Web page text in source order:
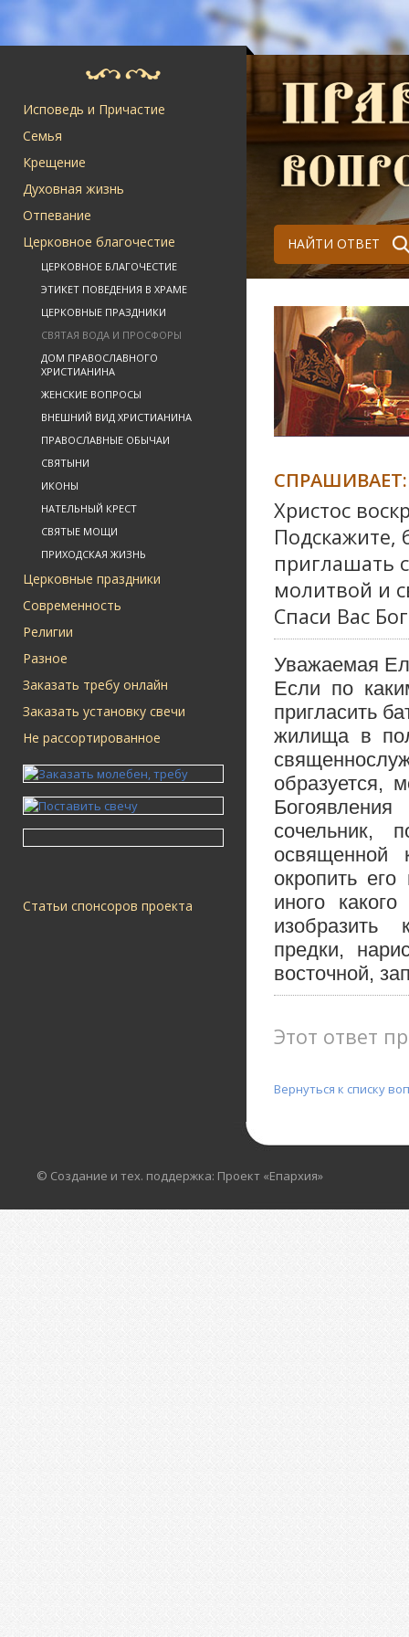
Исповедь и Причастие
Семья
Крещение
Духовная жизнь
Отпевание
Церковное благочестие
ЦЕРКОВНОЕ БЛАГОЧЕСТИЕ
ЭТИКЕТ ПОВЕДЕНИЯ В ХРАМЕ
ЦЕРКОВНЫЕ ПРАЗДНИКИ
СВЯТАЯ ВОДА И ПРОСФОРЫ
ДОМ ПРАВОСЛАВНОГО
ХРИСТИАНИНА
ЖЕНСКИЕ ВОПРОСЫ
ВНЕШНИЙ ВИД ХРИСТИАНИНА
ПРАВОСЛАВНЫЕ ОБЫЧАИ
СВЯТЫНИ
ИКОНЫ
НАТЕЛЬНЫЙ КРЕСТ
СВЯТЫЕ МОЩИ
ПРИХОДСКАЯ ЖИЗНЬ
Церковные праздники
Современность
Религии
Разное
Заказать требу онлайн
Заказать установку свечи
Не рассортированное
Статьи спонсоров проекта
НАЙТИ ОТВЕТ
СПРАШИВАЕТ:
Христос
Подскажите,
приглашать
молитвой и
Спаси Вас
Уважаемая
Если по
пригласить
жилища в
образуется,
сочельник,
окропить
иного
предки,
восточной,
Этот ответ
Вернуться к списку
© Создание и тех. поддержка: Проект «Епархия»